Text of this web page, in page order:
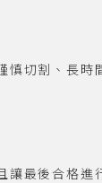
慎切割、長
讓最後合格進